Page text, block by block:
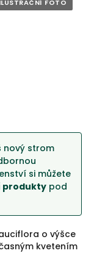
nový strom
si můžete
produkty pod
o výšce
kvetením